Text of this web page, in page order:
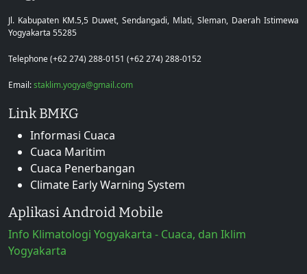
Jl. Kabupaten KM.5,5 Duwet, Sendangadi, Mlati, Sleman, Daerah Istimewa
Yogyakarta 55285
Telephone (+62 274) 288-0151 (+62 274) 288-0152
Email:staklim.yogya@gmail.com
Link BMKG
Informasi Cuaca
Cuaca Maritim
Cuaca Penerbangan
Climate Early Warning System
Aplikasi Android Mobile
Info Klimatologi Yogyakarta - Cuaca, dan Iklim
Yogyakarta